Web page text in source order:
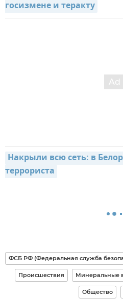
госизмене и теракту
Накрыли всю сеть: в
террориста
Происшествия Минеральные
Общество